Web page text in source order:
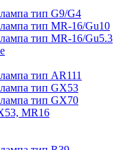
тип G9/G4
тип MR-16/Gu10
тип MR-16/Gu5.3
тип AR111
тип GX53
тип GX70
MR16